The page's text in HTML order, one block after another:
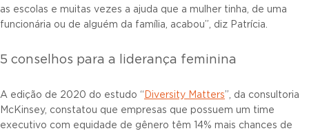
as escolas e muitas vezes a ajuda que a mulher tinha, de uma
funcionária ou de alguém da família, acabou”, diz Patrícia.
5 conselhos para a liderança feminina
A edição de 2020 do estudo “ Diversity Matters”, da consultoria
McKinsey, constatou que empresas que possuem um time
executivo com equidade de gênero têm 14% mais chances de